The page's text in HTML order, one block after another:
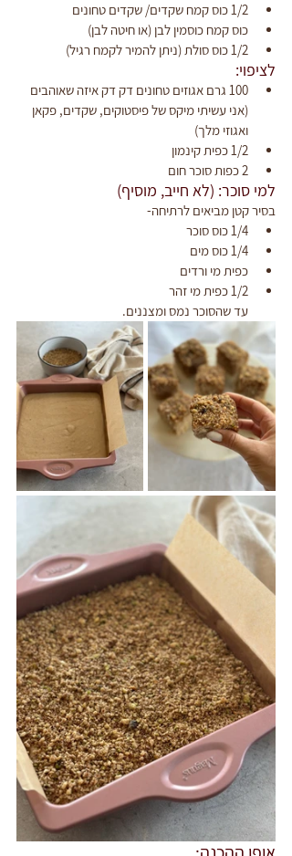
1/2 כוס קמח שקדים/ שקדים טחונים
כוס קמח כוסמין לבן (או חיטה לבן)
1/2 כוס סולת (ניתן להמיר לקמח רגיל)
לציפוי:
100 גרם אגוזים טחונים דק דק איזה שאוהבים
(אני עשיתי מיקס של פיסטוקים, שקדים, פקאן
ואגוזי מלך)
1/2 כפית קינמון
2 כפות סוכר חום
למי סוכר: (לא חייב, מוסיף)
בסיר קטן מביאים לרתיחה-
1/4 כוס סוכר
1/4 כוס מים
כפית מי ורדים
1/2 כפית מי זהר
עד שהסוכר נמס ומצננים.